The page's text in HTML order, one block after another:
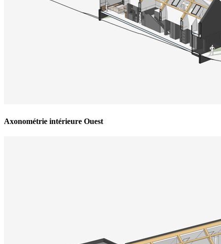
Axonométrie intérieure Ouest